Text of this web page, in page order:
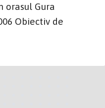
orasul Gura
Obiectiv de